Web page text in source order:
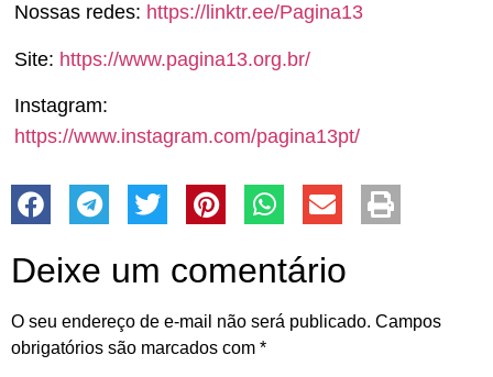
Nossas redes: https://linktr.ee/Pagina13
Site: https://www.pagina13.org.br/
Instagram:
https://www.instagram.com/pagina13pt/
Deixe um comentário
O seu endereço de e-mail não será publicado. Campos
obrigatórios são marcados com *